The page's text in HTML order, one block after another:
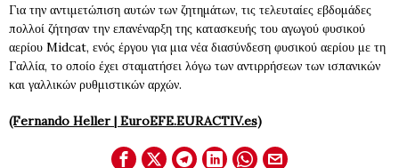
Για την αντιμετώπιση αυτών των ζητημάτων, τις τελευταίες εβδομάδες
πολλοί ζήτησαν την επανέναρξη της κατασκευής του αγωγού φυσικού
αερίου Midcat, ενός έργου για μια νέα διασύνδεση φυσικού αερίου με τη
Γαλλία, το οποίο έχει σταματήσει λόγω των αντιρρήσεων των ισπανικών
και γαλλικών ρυθμιστικών αρχών.
(Fernando Heller | EuroEFE.EURACTIV.es)